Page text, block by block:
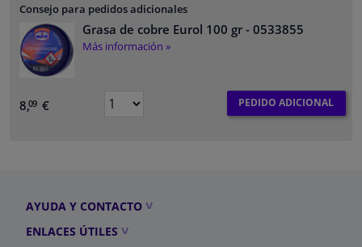
Consejo para pedidos adicionales
Grasa de cobre Eurol 100 gr - 0533855
Más información »
8,09 € PEDIDO ADICIONAL
AYUDA Y CONTACTO
ENLACES ÚTILES